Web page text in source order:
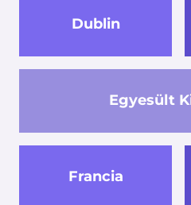
Dublin
Egyesült
Francia